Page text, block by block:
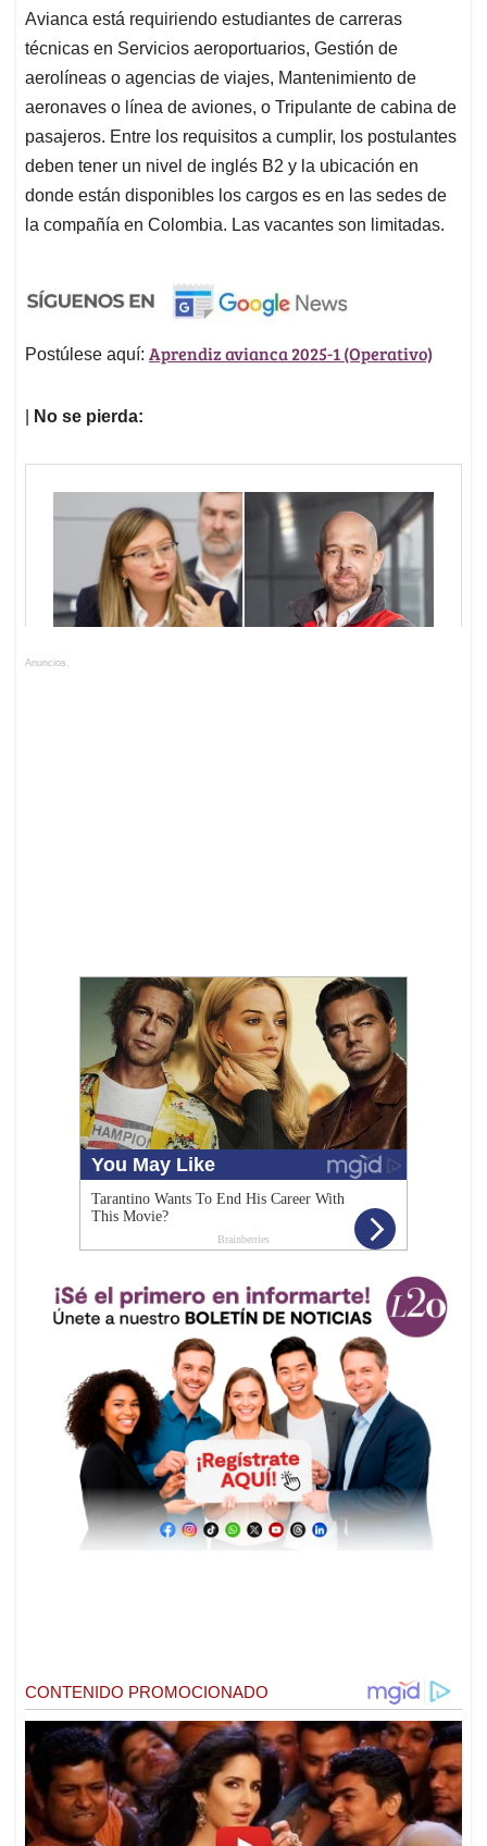
Avianca está requiriendo estudiantes de carreras
técnicas en Servicios aeroportuarios, Gestión de
aerolíneas o agencias de viajes, Mantenimiento de
aeronaves o línea de aviones, o Tripulante de cabina de
pasajeros. Entre los requisitos a cumplir, los postulantes
deben tener un nivel de inglés B2 y la ubicación en
donde están disponibles los cargos es en las sedes de
la compañía en Colombia. Las vacantes son limitadas.
Postúlese aquí: Aprendiz avianca 2025-1 (Operativo)
No se pierda:
Anuncios.